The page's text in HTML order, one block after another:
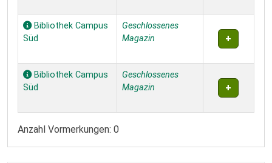
Bibliothek Campus
Süd
Geschlossenes
Magazin
Bibliothek Campus
Süd
Geschlossenes
Magazin
Anzahl Vormerkungen: 0